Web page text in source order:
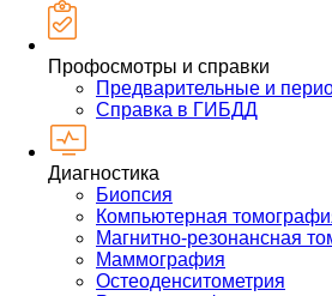
Профосмотры и справки
Предварительные и
Справка в ГИБДД
Диагностика
Биопсия
Компьютерная
Магнитно-резонансная
Маммография
Остеоденситометрия